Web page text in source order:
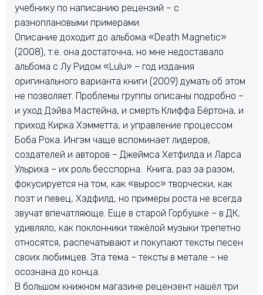
учебнику по написанию рецензий – с
разноплановыми примерами.
Описание доходит до альбома «Death Magnetic»
(2008), т.е. она достаточна, но мне недоставало
альбома с Лу Ридом «Lulu» – год издания
оригинального варианта книги (2009) думать об этом
не позволяет. Проблемы группы описаны подробно –
и уход Дэйва Мастейна, и смерть Клиффа Бёртона, и
приход Кирка Хэмметта, и управление процессом
Боба Рока. Ингэм чаще вспоминает лидеров,
создателей и авторов – Джеймса Хетфилда и Ларса
Ульриха – их роль бесспорна. Книга, раз за разом,
фокусируется на том, как «вырос» творчески, как
поэт и певец, Хэдфилд, но примеры роста не всегда
звучат впечатляюще. Еще в старой Горбушке – в ДК,
удивляло, как поклонники тяжёлой музыки трепетно
относятся, распечатывают и покупают тексты песен
своих любимцев. Эта тема – тексты в метале – не
осознана до конца.
В большом книжном магазине рецензент нашёл три